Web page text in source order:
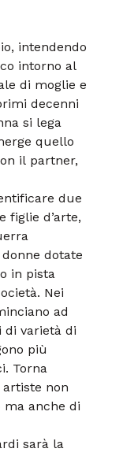
intendendo
intorno al
di moglie e
decenni
si lega
quello
il partner,
due
figlie d’arte,
donne dotate
in pista
Nei
ad
di varietà di
più
Torna
artiste non
ma anche di
sarà la